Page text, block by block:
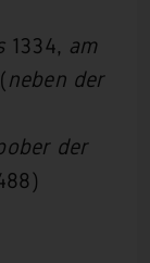
1334, am
(neben der
der